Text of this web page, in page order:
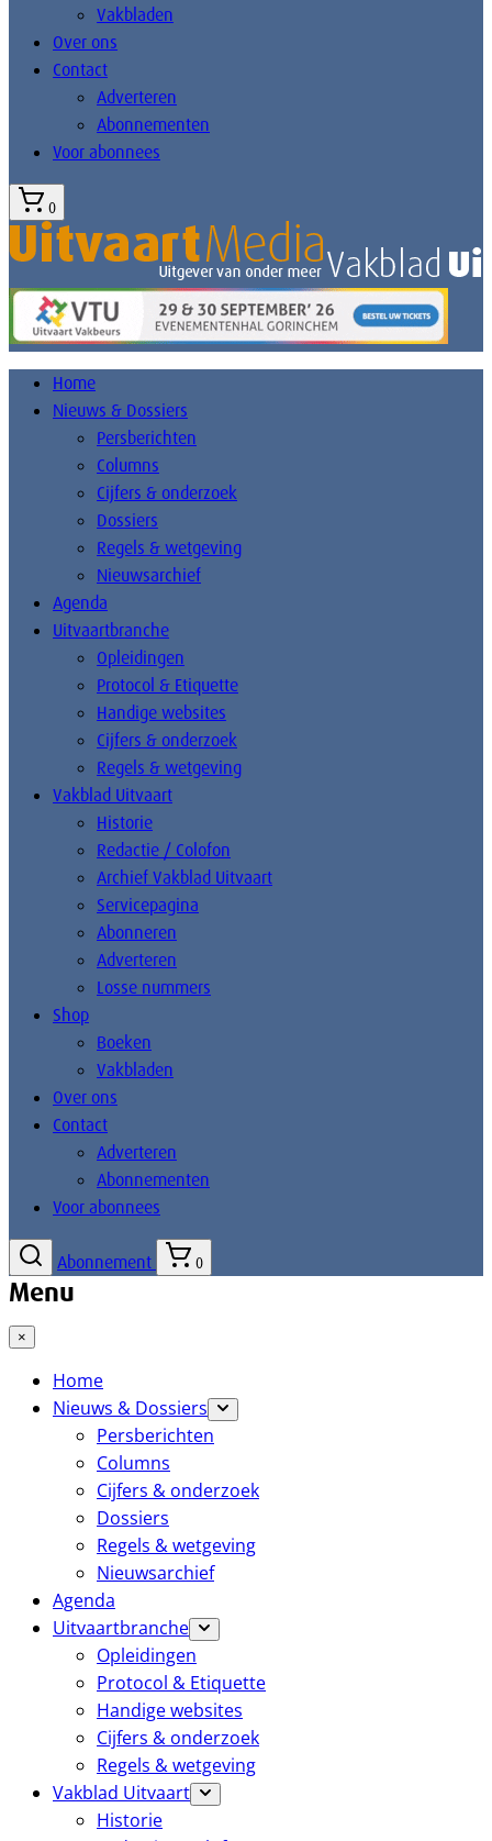
Vakbladen
Over ons
Contact
Adverteren
Abonnementen
Voor abonnees
0
Home
Nieuws & Dossiers
Persberichten
Columns
Cijfers & onderzoek
Dossiers
Regels & wetgeving
Nieuwsarchief
Agenda
Uitvaartbranche
Opleidingen
Protocol & Etiquette
Handige websites
Cijfers & onderzoek
Regels & wetgeving
Vakblad Uitvaart
Historie
Redactie / Colofon
Archief Vakblad Uitvaart
Servicepagina
Abonneren
Adverteren
Losse nummers
Shop
Boeken
Vakbladen
Over ons
Contact
Adverteren
Abonnementen
Voor abonnees
Abonnement 0
Menu
×
Home
Nieuws & Dossiers
Persberichten
Columns
Cijfers & onderzoek
Dossiers
Regels & wetgeving
Nieuwsarchief
Agenda
Uitvaartbranche
Opleidingen
Protocol & Etiquette
Handige websites
Cijfers & onderzoek
Regels & wetgeving
Vakblad Uitvaart
Historie